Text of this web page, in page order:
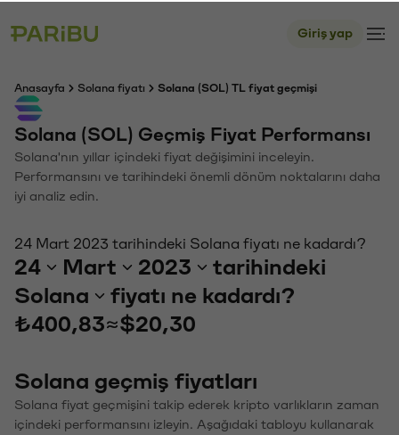
Giriş yap
Anasayfa Solana fiyatı Solana (SOL) TL fiyat geçmişi
Solana (SOL) Geçmiş Fiyat Performansı
Solana'nın yıllar içindeki fiyat değişimini inceleyin.
Performansını ve tarihindeki önemli dönüm noktalarını daha
iyi analiz edin.
24 Mart 2023 tarihindeki Solana fiyatı ne kadardı?
24 Mart 2023
tarihindeki
Solana
fiyatı ne kadardı?
₺400,83≈$20,30
Solana geçmiş fiyatları
Solana fiyat geçmişini takip ederek kripto varlıkların zaman
içindeki performansını izleyin. Aşağıdaki tabloyu kullanarak